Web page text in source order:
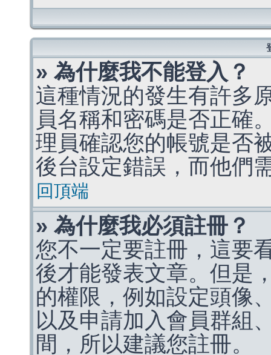
» 為什麼我不能登入？
這種情況的發生有許多
員名稱和密碼是否正確
理員確認您的帳號是否
後台設定錯誤，而他們
回頂端
» 為什麼我必須註冊？
您不一定要註冊，這要
後才能發表文章。但是
的權限，例如設定頭像
以及申請加入會員群組
間，所以建議您註冊。